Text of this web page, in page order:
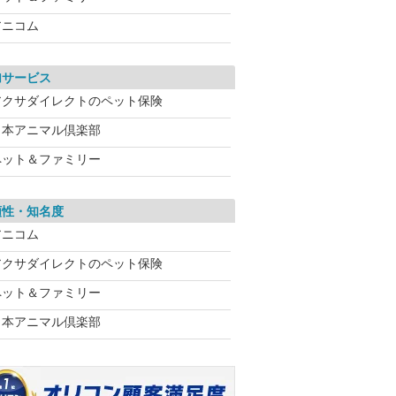
コム
ービス
サダイレクトのペット保険
アニマル倶楽部
ト＆ファミリー
・知名度
コム
サダイレクトのペット保険
ト＆ファミリー
アニマル倶楽部